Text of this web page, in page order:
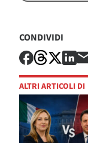
CONDIVIDI
ALTRI ARTICOLI DI